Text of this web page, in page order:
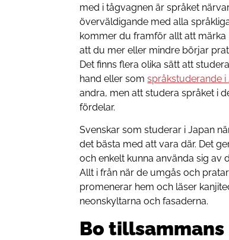
med i tågvagnen är språket
överväldigande med alla
kommer du framför allt att
att du mer eller mindre börjar
Det finns flera olika sätt att
hand eller somspråkstuderande i
andra, men att studera språket i
fördelar.
Svenskar som studerar i Japan
det bästa med att vara där. Det
och enkelt kunna använda sig av
Allt i från när de umgås och
promenerar hem och läser
neonskyltarna och fasaderna.
Bo